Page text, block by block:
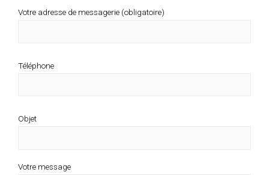
Votre adresse de messagerie (obligatoire)
Téléphone
Objet
Votre message